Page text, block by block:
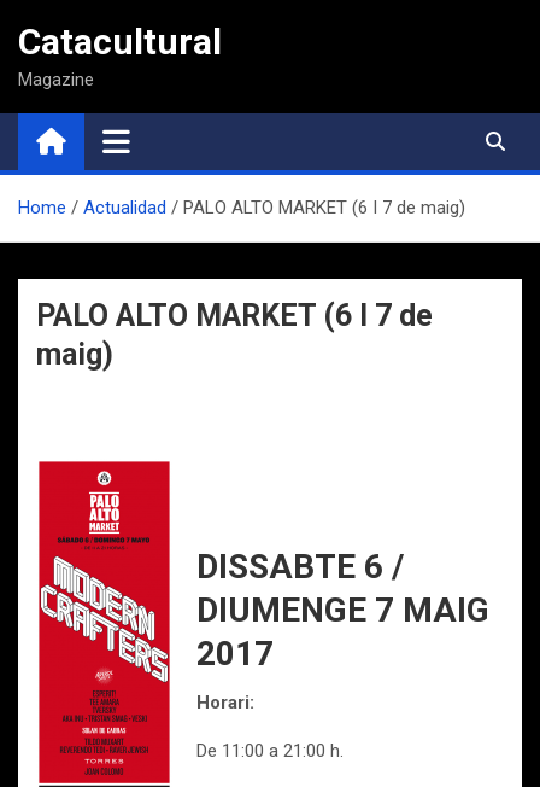
contenido
Catacultural
Magazine
Home Actualidad PALO ALTO MARKET (6 I 7 de maig)
PALO ALTO MARKET (6 I 7 de
maig)
DISSABTE 6 /
DIUMENGE 7 MAIG
2017
Horari:
De 11:00 a 21:00 h.